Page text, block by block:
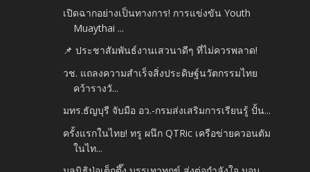
เปิดฉากอย่างเป็นทางการ! การแข่งขัน Youth
Muaythai ...
📌 ประชาสัมพันธ์งานเสวนาดีๆ ที่ไม่ควรพลาด!
วช. แถลงความสำเร็จสิ่งประดิษฐ์นวัตกรรมไทย
คว้ารางวั...
มทร.ธัญบุรี จับมือ อว.-กรมส่งเสริมการเรียนรู้ ปั้น...
ครั้งแรกในไทย! ทรู ผนึก QTRic เครือข่ายควอนตัม
ในไท...